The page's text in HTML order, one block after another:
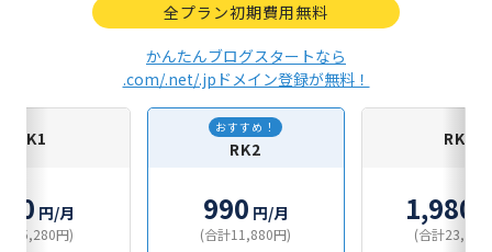
全プラン初期費用無料
かんたんブログスタートなら
.com/.net/.jpドメイン登録が無料！
RK1
円/月
計5,280円)
おすすめ！
RK2
990 円/月
(合計11,880円)
RK3
1,980
(合計23,760